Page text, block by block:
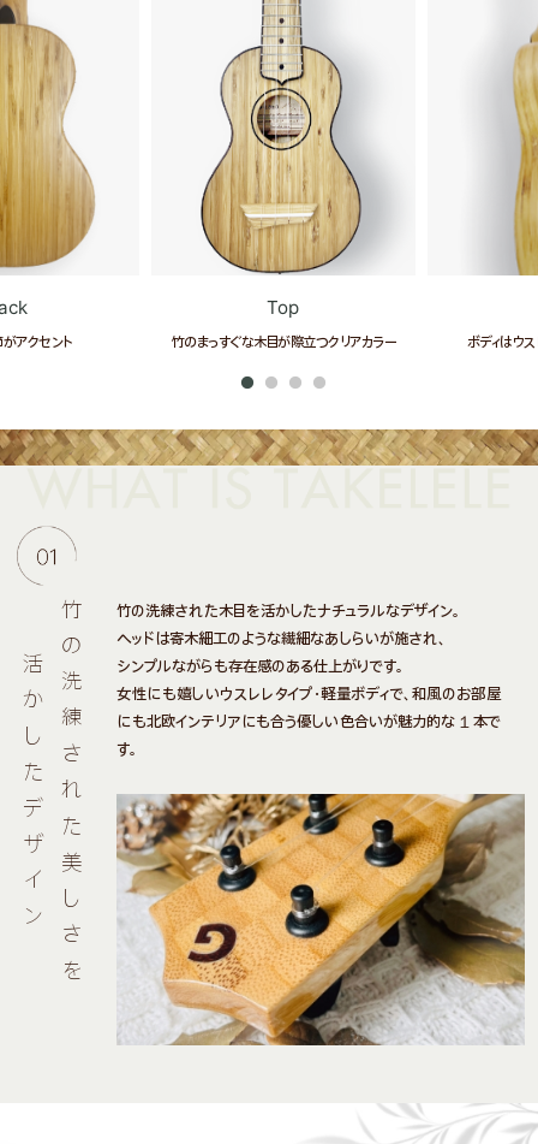
アクセント
Top
竹のまっすぐな木目が際立つクリアカラー ボディはウ
活かしたデザイン竹の洗練された美しさを
竹の洗練された木目を活かしたナチュラルなデザイン。
ヘッドは寄木細工のような繊細なあしらいが施され、
シンプルながらも存在感のある仕上がりです。
女性にも嬉しいウスレレタイプ・軽量ボディで、和風のお部屋
にも北欧インテリアにも合う優しい色合いが魅力的な１本で
す。